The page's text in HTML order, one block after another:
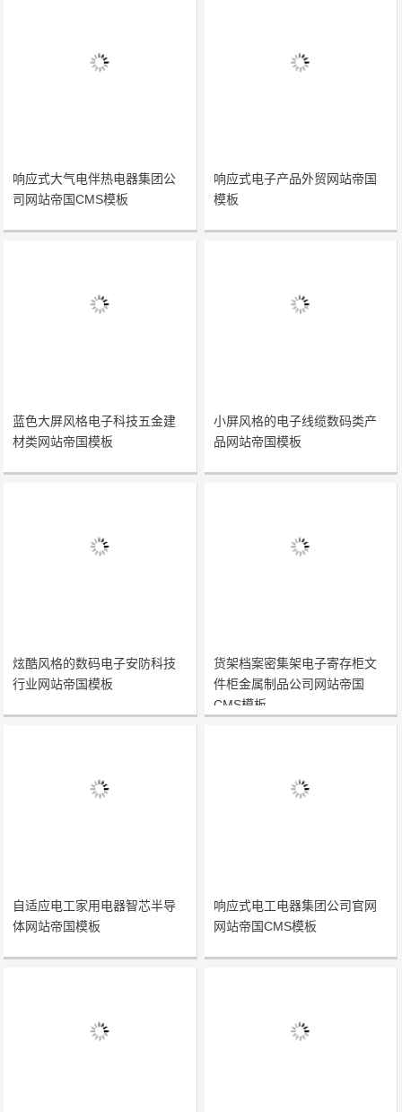
响应式大气电伴热电器集团公
司网站帝国CMS模板
响应式电子产品外贸网站帝国
模板
蓝色大屏风格电子科技五金建
材类网站帝国模板
小屏风格的电子线缆数码类产
品网站帝国模板
炫酷风格的数码电子安防科技
行业网站帝国模板
货架档案密集架电子寄存柜文
件柜金属制品公司网站帝国
CMS模板
自适应电工家用电器智芯半导
体网站帝国模板
响应式电工电器集团公司官网
网站帝国CMS模板